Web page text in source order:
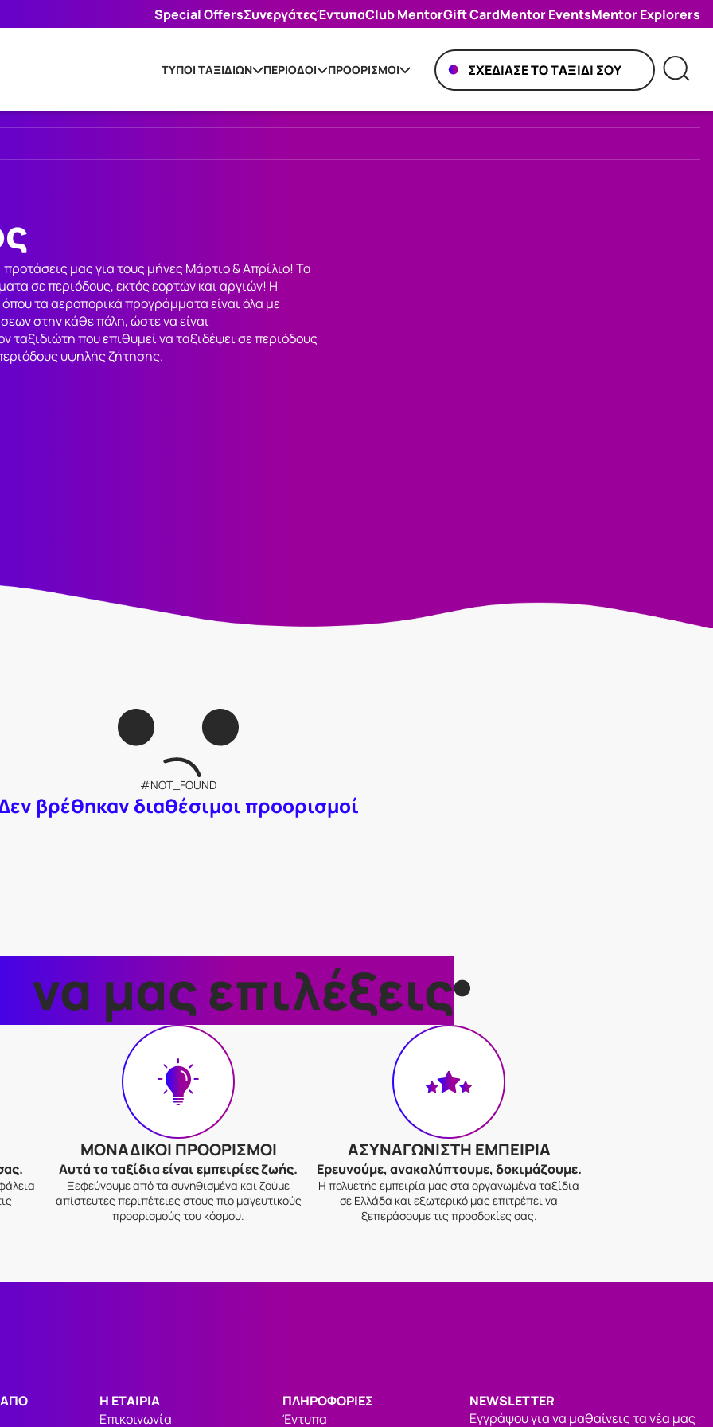
Special OffersΣυνεργάτεςΈντυπαClub MentorGift CardMentor EventsMentor Explorers
ΤΥΠΟΙ ΤΑΞΙΔΙΩΝ ΠΕΡΙΟΔΟΙ ΠΡΟΟΡΙΣΜΟΙ
ΣΧΕΔΙΑΣΕ ΤΟ ΤΑΞΙΔΙ ΣΟΥ
μας για τους μήνες Μάρτιο & Απρίλιο! Τα
σε περιόδους, εκτός εορτών και αργιών! Η
τα αεροπορικά προγράμματα είναι όλα με
στην κάθε πόλη, ώστε να είναι
ταξιδιώτη που επιθυμεί να ταξιδέψει σε περιόδους
υψηλής ζήτησης.
#NOT_FOUND
βρέθηκαν διαθέσιμοι προορισμοί
να μας επιλέξεις
ΜΟΝΑΔΙΚΟΙ ΠΡΟΟΡΙΣΜΟΙ
Αυτά τα ταξίδια είναι εμπειρίες ζωής.
Ξεφεύγουμε από τα συνηθισμένα και ζούμε
απίστευτες περιπέτειες στους πιο μαγευτικούς
προορισμούς του κόσμου.
ΑΣΥΝΑΓΩΝΙΣΤΗ ΕΜΠΕΙΡΙΑ
Ερευνούμε, ανακαλύπτουμε, δοκιμάζουμε.
Η πολυετής εμπειρία μας στα οργανωμένα ταξίδια
σε Ελλάδα και εξωτερικό μας επιτρέπει να
ξεπεράσουμε τις προσδοκίες σας.
Η ΕΤΑΙΡΙΑ
Επικοινωνία
ΠΛΗΡΟΦΟΡΙΕΣ
Έντυπα
NEWSLETTER
Εγγράψου για να μαθαίνεις τα νέα μας